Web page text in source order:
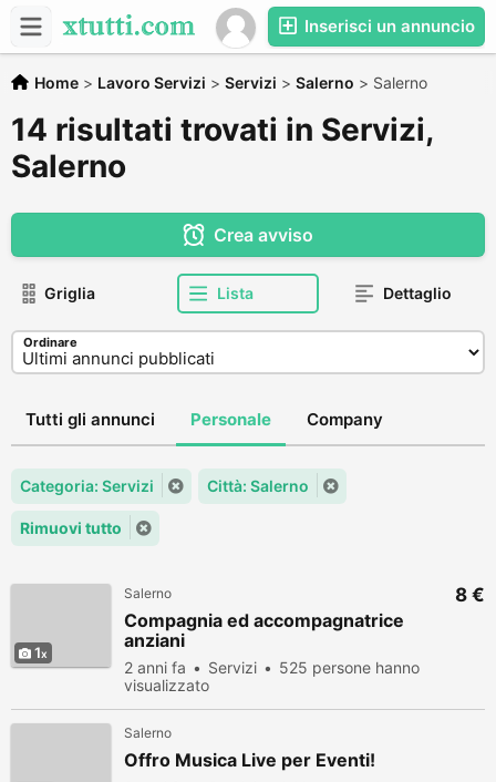
Inserisci un annuncio
Home > Lavoro Servizi > Servizi > Salerno > Salerno
14 risultati trovati in Servizi,
Salerno
Crea avviso
Griglia Lista Dettaglio
Ordinare
Tutti gli annunci Personale Company
Categoria: Servizi Città: Salerno
Rimuovi tutto
1
Salerno
Compagnia ed accompagnatrice
anziani
2 anni fa Servizi
525 persone hanno
visualizzato
8 €
Salerno
Offro Musica Live per Eventi!